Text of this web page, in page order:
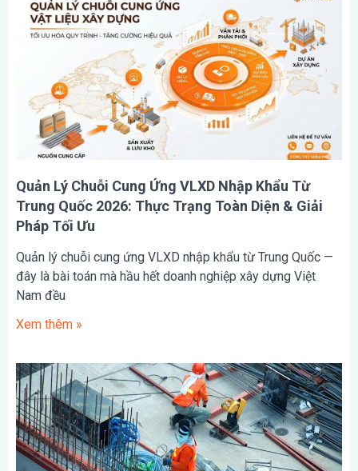
Quản Lý Chuỗi Cung Ứng VLXD Nhập Khẩu Từ
Trung Quốc 2026: Thực Trạng Toàn Diện & Giải
Pháp Tối Ưu
Quản lý chuỗi cung ứng VLXD nhập khẩu từ Trung Quốc —
đây là bài toán mà hầu hết doanh nghiệp xây dựng Việt
Nam đều
Xem thêm »